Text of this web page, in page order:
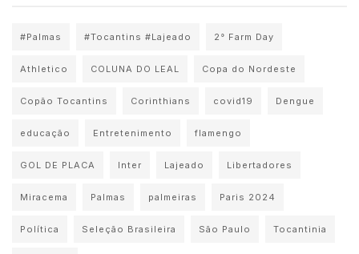
#Palmas #Tocantins #Lajeado 2° Farm Day
Athletico COLUNA DO LEAL Copa do Nordeste
Copão Tocantins Corinthians covid19 Dengue
educação Entretenimento flamengo
GOL DE PLACA Inter Lajeado Libertadores
Miracema Palmas palmeiras Paris 2024
Política Seleção Brasileira São Paulo Tocantinia